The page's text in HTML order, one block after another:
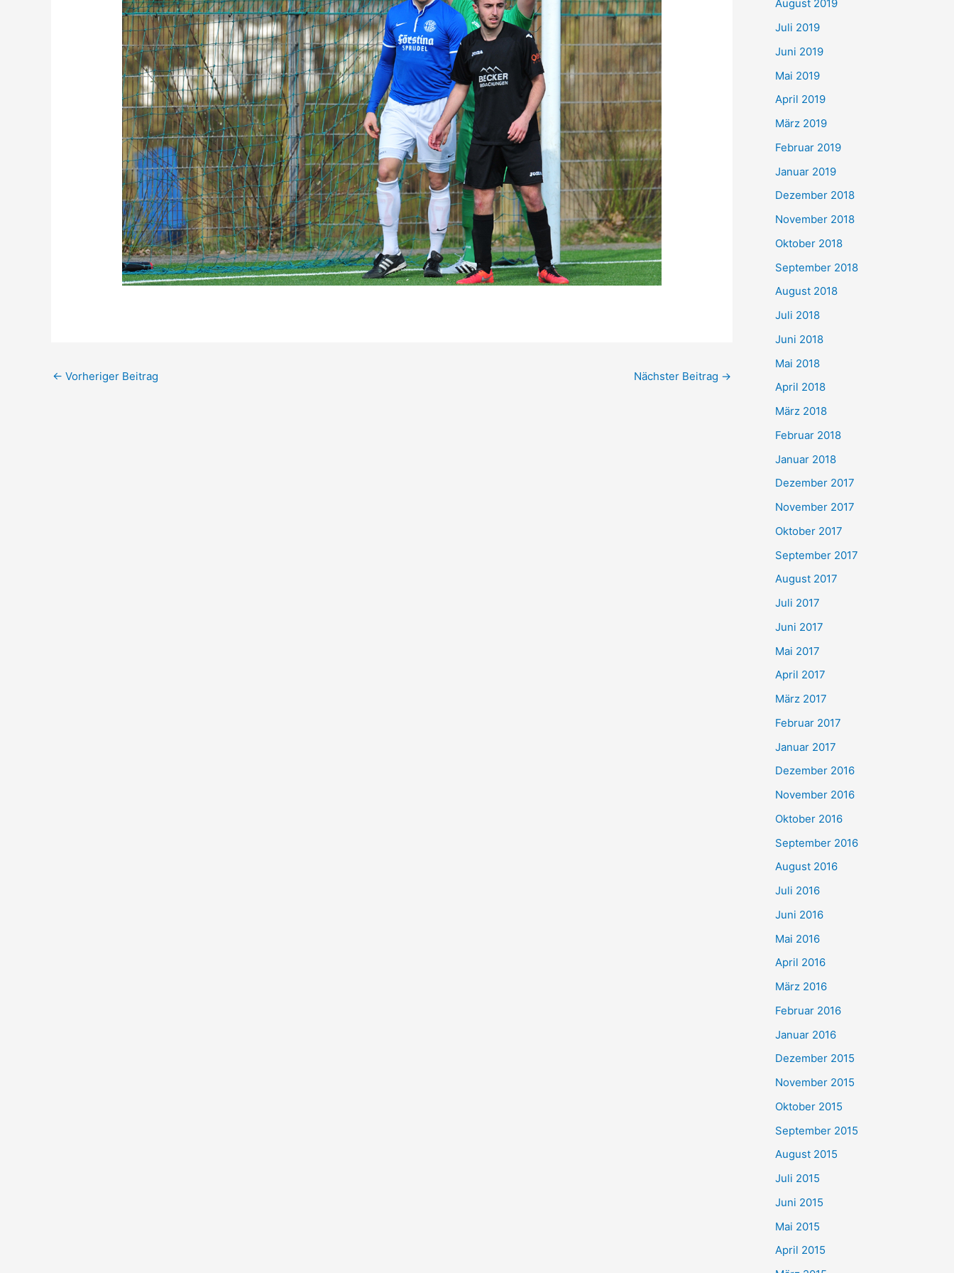
← Vorheriger Beitrag Nächster Beitrag →
August 2019
Juli 2019
Juni 2019
Mai 2019
April 2019
März 2019
Februar 2019
Januar 2019
Dezember 2018
November 2018
Oktober 2018
September 2018
August 2018
Juli 2018
Juni 2018
Mai 2018
April 2018
März 2018
Februar 2018
Januar 2018
Dezember 2017
November 2017
Oktober 2017
September 2017
August 2017
Juli 2017
Juni 2017
Mai 2017
April 2017
März 2017
Februar 2017
Januar 2017
Dezember 2016
November 2016
Oktober 2016
September 2016
August 2016
Juli 2016
Juni 2016
Mai 2016
April 2016
März 2016
Februar 2016
Januar 2016
Dezember 2015
November 2015
Oktober 2015
September 2015
August 2015
Juli 2015
Juni 2015
Mai 2015
April 2015